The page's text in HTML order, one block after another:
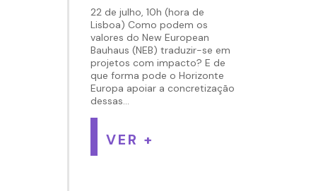
22 de julho, 10h (hora de
Lisboa) Como podem os
valores do New European
Bauhaus (NEB) traduzir-se em
projetos com impacto? E de
que forma pode o Horizonte
Europa apoiar a concretização
dessas...
VER +